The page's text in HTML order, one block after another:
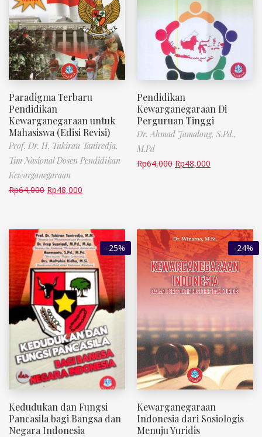
Paradigma Terbaru
Pendidikan
Kewarganegaraan untuk
Mahasiswa (Edisi Revisi)
Prof. Dr. H. Tukiran Taniredja,
Tim Nasional Dosen Pendidikan
Kewarganegaraan
Rp64,000 Rp48,000
Pendidikan
Kewarganegaraan Di
Perguruan Tinggi
Dr. Ahmad Jamalong, S.Pd.,
M.Pd
Rp64,000 Rp48,000
-25%
Kedudukan dan Fungsi
Pancasila bagi Bangsa dan
Negara Indonesia
-24%
Kewarganegaraan
Indonesia dari Sosiologis
Menuju Yuridis